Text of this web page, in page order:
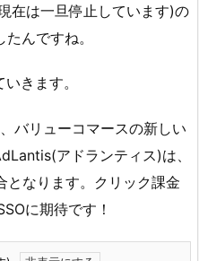
在は一旦停止しています)の
んですね。
きます。
バリューコマースの新しい
アドランティス)は、
となります。クリック課金
に期待です！